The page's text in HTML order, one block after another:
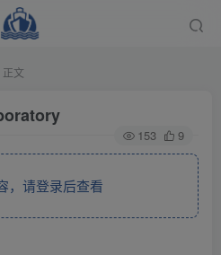
正文
153 9
，请登录后查看